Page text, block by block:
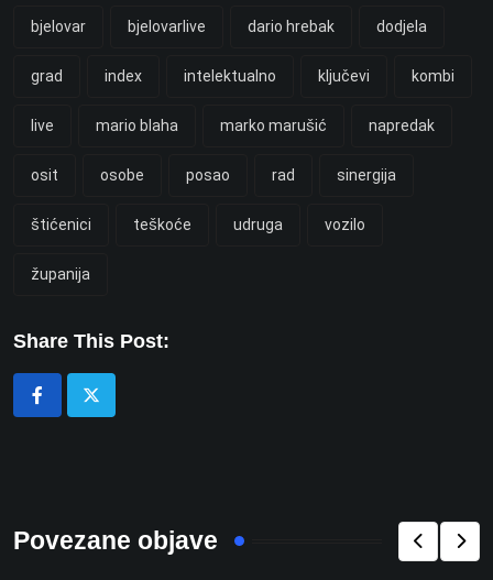
bjelovar bjelovarlive dario hrebak dodjela
grad index intelektualno ključevi kombi
live mario blaha marko marušić napredak
osit osobe posao rad sinergija
štićenici teškoće udruga vozilo
županija
Share This Post:
Povezane objave